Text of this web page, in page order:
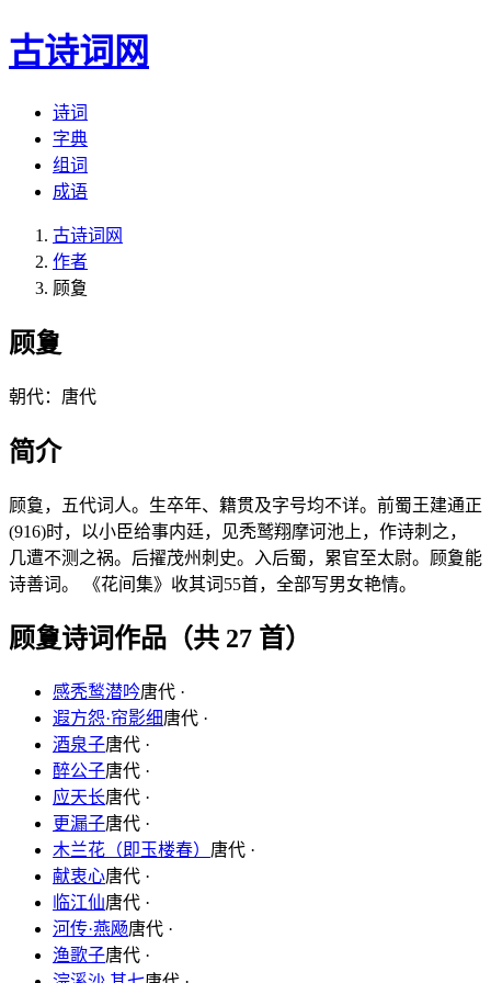
古诗词网
诗词
字典
组词
成语
古诗词网
作者
顾夐
顾夐
朝代：唐代
简介
顾敻，五代词人。生卒年、籍贯及字号均不详。前蜀王建通正
(916)时，以小臣给事内廷，见秃鹫翔摩诃池上，作诗刺之，
几遭不测之祸。后擢茂州刺史。入后蜀，累官至太尉。顾夐能
诗善词。 《花间集》收其词55首，全部写男女艳情。
顾夐诗词作品（共 27 首）
感秃鹙潜吟唐代 ·
遐方怨·帘影细唐代 ·
酒泉子唐代 ·
醉公子唐代 ·
应天长唐代 ·
更漏子唐代 ·
木兰花（即玉楼春） 唐代 ·
献衷心唐代 ·
临江仙唐代 ·
河传·燕飏唐代 ·
渔歌子唐代 ·